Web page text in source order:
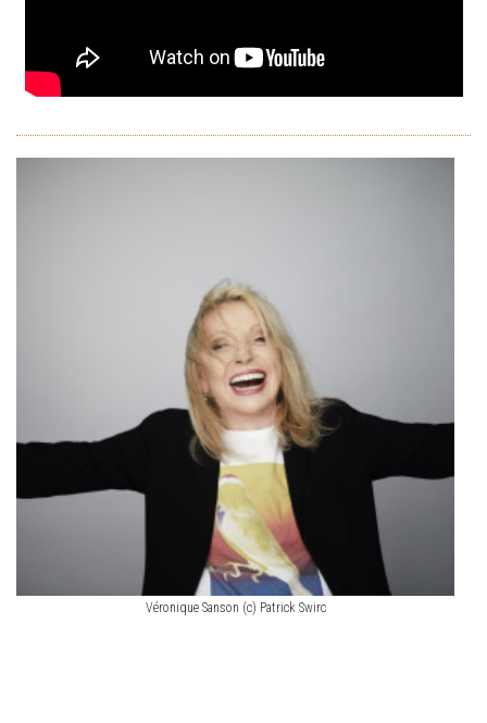
Véronique Sanson (c) Patrick Swirc